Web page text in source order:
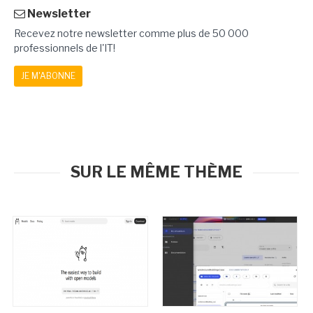
Newsletter
Recevez notre newsletter comme plus de 50 000
professionnels de l'IT!
JE M'ABONNE
SUR LE MÊME THÈME